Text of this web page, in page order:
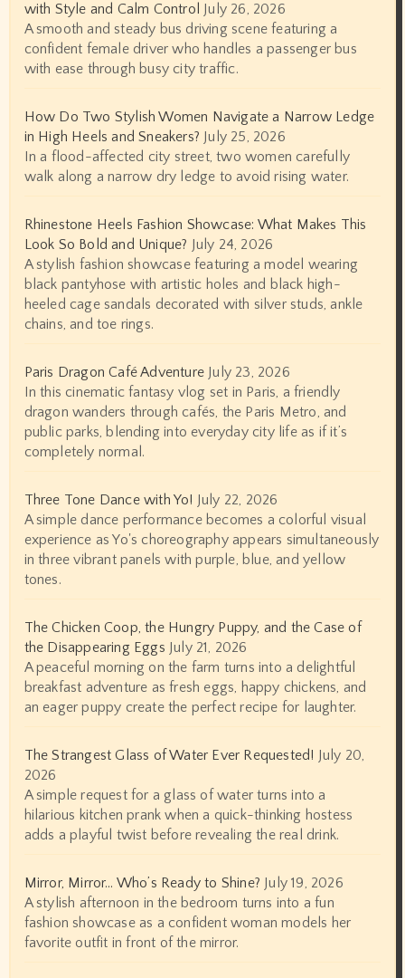
with Style and Calm Control
July 26, 2026
A smooth and steady bus driving scene featuring a
confident female driver who handles a passenger bus
with ease through busy city traffic.
How Do Two Stylish Women Navigate a Narrow Ledge
in High Heels and Sneakers? July 25, 2026
In a flood-affected city street, two women carefully
walk along a narrow dry ledge to avoid rising water.
Rhinestone Heels Fashion Showcase: What Makes This
Look So Bold and Unique?
July 24, 2026
A stylish fashion showcase featuring a model wearing
black pantyhose with artistic holes and black high-
heeled cage sandals decorated with silver studs, ankle
chains, and toe rings.
Paris Dragon Café Adventure July 23, 2026
In this cinematic fantasy vlog set in Paris, a friendly
dragon wanders through cafés, the Paris Metro, and
public parks, blending into everyday city life as if it’s
completely normal.
Three Tone Dance with Yo!
July 22, 2026
A simple dance performance becomes a colorful visual
experience as Yo's choreography appears simultaneously
in three vibrant panels with purple, blue, and yellow
tones.
The Chicken Coop, the Hungry Puppy, and the Case of
the Disappearing Eggs July 21, 2026
A peaceful morning on the farm turns into a delightful
breakfast adventure as fresh eggs, happy chickens, and
an eager puppy create the perfect recipe for laughter.
The Strangest Glass of Water Ever Requested!
July 20,
2026
A simple request for a glass of water turns into a
hilarious kitchen prank when a quick-thinking hostess
adds a playful twist before revealing the real drink.
Mirror, Mirror… Who’s Ready to Shine? July 19, 2026
A stylish afternoon in the bedroom turns into a fun
fashion showcase as a confident woman models her
favorite outfit in front of the mirror.